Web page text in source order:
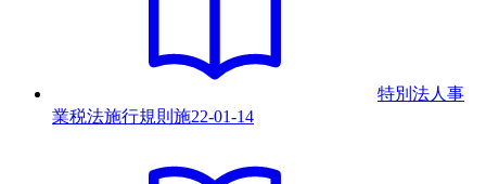
特別法人事
業税法施行規則 施22-01-14